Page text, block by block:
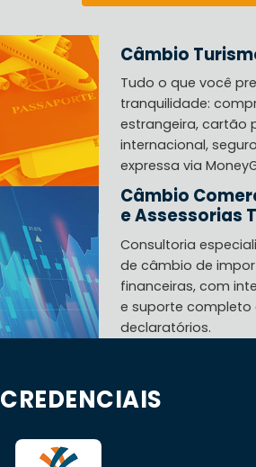
Câmbio
Tudo o que você
tranquilidade:
estrangeira, cartão
internacional,
expressa via
Câmbio
e Assessorias
Consultoria
de câmbio de
financeiras, com
e suporte completo
declaratórios.
CREDENCIAIS